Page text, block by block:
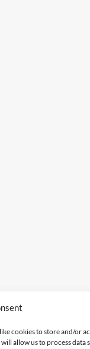
cookies to store and/or
allow us to process data